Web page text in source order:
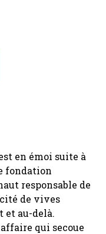
en émoi suite à
fondation
responsable de
de vives
et au-delà.
qui secoue